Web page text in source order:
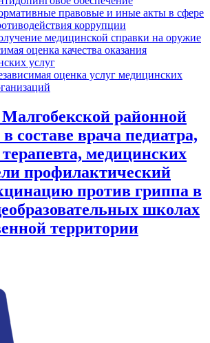
правовые и иные акты в сфере
коррупции
медицинской справки на оружие
оценка качества оказания
услуг
оценка услуг медицинскиx
районной
составе врача педиатра,
терапевта, медицинских
профилактический
против гриппа в
школах
территории